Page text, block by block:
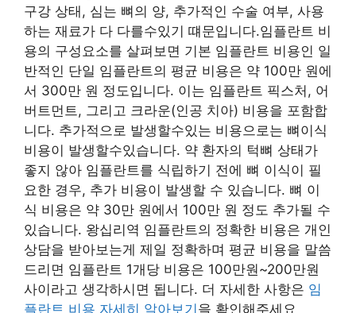
구강 상태, 심는 뼈의 양, 추가적인 수술 여부, 사용
하는 재료가 다 다를수있기 떄문입니다.임플란트 비
용의 구성요소를 살펴보면 기본 임플란트 비용인 일
반적인 단일 임플란트의 평균 비용은 약 100만 원에
서 300만 원 정도입니다. 이는 임플란트 픽스처, 어
버트먼트, 그리고 크라운(인공 치아) 비용을 포함합
니다. 추가적으로 발생할수있는 비용으로는 뼈이식
비용이 발생할수있습니다. 약 환자의 턱뼈 상태가
좋지 않아 임플란트를 식립하기 전에 뼈 이식이 필
요한 경우, 추가 비용이 발생할 수 있습니다. 뼈 이
식 비용은 약 30만 원에서 100만 원 정도 추가될 수
있습니다. 왕십리역 임플란트의 정확한 비용은 개인
상담을 받아보는게 제일 정확하며 평균 비용을 말씀
드리면 임플란트 1개당 비용은 100만원~200만원
사이라고 생각하시면 됩니다. 더 자세한 사항은 임
플란트 비용 자세히 알아보기을 확인해주세요